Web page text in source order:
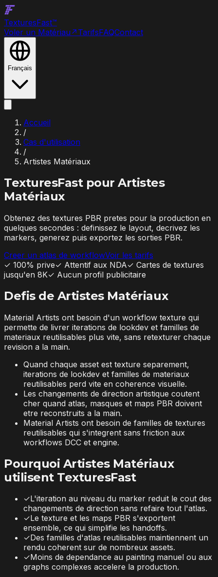
TexturesFast™
Voler un Matériau ↗ TarifsFAQContact
Français
Accueil
/
Cas d'utilisation
/
Artistes Matériaux
TexturesFast pourArtistes
Matériaux
Obtenez des textures PBR pretes pour la production en
quelques secondes : definissez le layout, decrivez les
markers, generez puis exportez les sorties PBR.
Creer un atlas de workflowVoir les tarifs
✓ 100% prive✓ Attentif aux NDA✓ Cartes de textures
jusqu'en 8K✓ Aucun profil publicitaire
Defis de Artistes Matériaux
Material Artists ont besoin d'un workflow texture qui
permette de livrer iterations de lookdev et familles de
materiaux reutilisables plus vite, sans retexturer chaque
revision a la main.
Quand chaque asset est texture separement,
iterations de lookdev et familles de materiaux
reutilisables perd vite en coherence visuelle.
Les changements de direction artistique coutent
cher quand atlas, masques et maps PBR doivent
etre reconstruits a la main.
Material Artists ont besoin de familles de textures
reutilisables qui s'integrent sans friction aux
workflows DCC et engine.
Pourquoi Artistes Matériaux
utilisent TexturesFast
✓L'iteration au niveau du marker reduit le cout des
changements de direction sans refaire tout l'atlas.
✓Le texture et les maps PBR s'exportent
ensemble, ce qui simplifie les handoffs.
✓Des familles d'atlas reutilisables maintiennent un
rendu coherent sur de nombreux assets.
✓Moins de dependance au painting manuel ou aux
graphs complexes accelere la production.